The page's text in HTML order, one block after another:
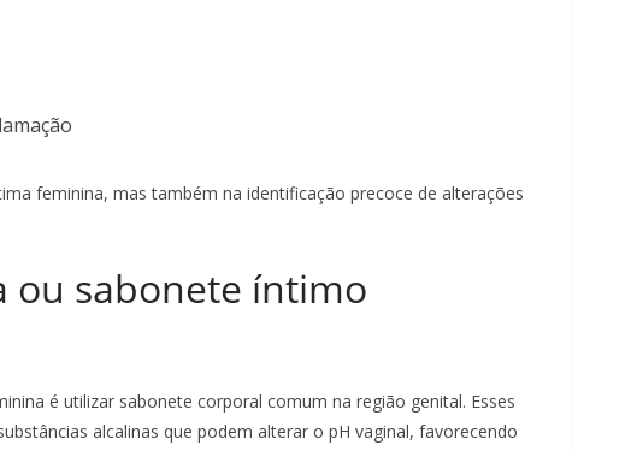
feminina, mas também na identificação precoce de alterações
ou sabonete íntimo
é utilizar sabonete corporal comum na região genital. Esses
alcalinas que podem alterar o pH vaginal, favorecendo